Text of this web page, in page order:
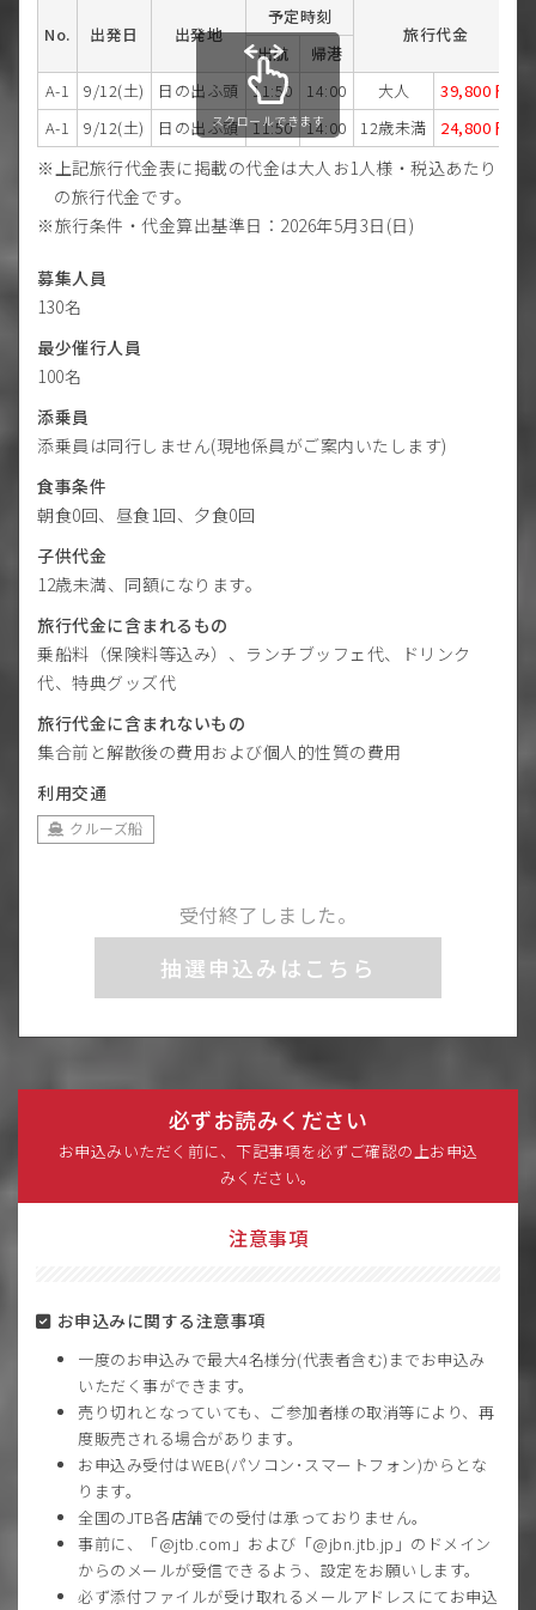
No. 出発日 出発地
予定時刻
旅行代金
出航
帰港
A-1
9/12(土) 日の出ふ頭 11:50 14:00 大人 39,800 円
A-1
9/12(土) 日の出ふ頭 11:50 14:00 12歳未満 24,800 円
スクロールできます
上記旅行代金表に掲載の代金は大人お1人様・税込あたり
の旅行代金です。
旅行条件・代金算出基準日：2026年5月3日(日)
募集人員
130名
最少催行人員
100名
添乗員
添乗員は同行しません(現地係員がご案内いたします)
食事条件
朝食0回、昼食1回、夕食0回
子供代金
12歳未満、同額になります。
旅行代金に含まれるもの
乗船料（保険料等込み）、ランチブッフェ代、ドリンク
代、特典グッズ代
旅行代金に含まれないもの
集合前と解散後の費用および個人的性質の費用
利用交通
クルーズ船
受付終了しました。
抽選申込みはこちら
必ずお読みください
お申込みいただく前に、下記事項を必ずご確認の上お申込
みください。
注意事項
お申込みに関する注意事項
一度のお申込みで最大4名様分(代表者含む)までお申込み
いただく事ができます。
売り切れとなっていても、ご参加者様の取消等により、再
度販売される場合があります。
お申込み受付はWEB(パソコン･スマートフォン)からとな
ります。
全国のJTB各店舗での受付は承っておりません。
事前に、「@jtb.com」および「@jbn.jtb.jp」のドメイン
からのメールが受信できるよう、設定をお願いします。
必ず添付ファイルが受け取れるメールアドレスにてお申込